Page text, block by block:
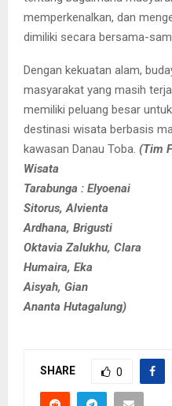
memperkenalkan, dan
dimiliki secara bersama-
Dengan kekuatan alam,
masyarakat yang masih
memiliki peluang besar
destinasi wisata berbasis
kawasan Danau Toba. (Tim
Wisata
Tarabunga : Elyoenai
Sitorus,Alvienta
Ardhana, Brigusti
Oktavia Zalukhu, Clara
Humaira, Eka
Aisyah, Gian
Ananta Hutagalung)
SHARE 0